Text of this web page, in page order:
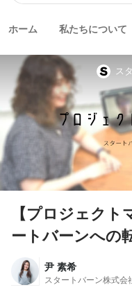
ホーム 私たちについて
ス
【プロジェク
ートバーンへの
尹 素希
スタートバーン株式会